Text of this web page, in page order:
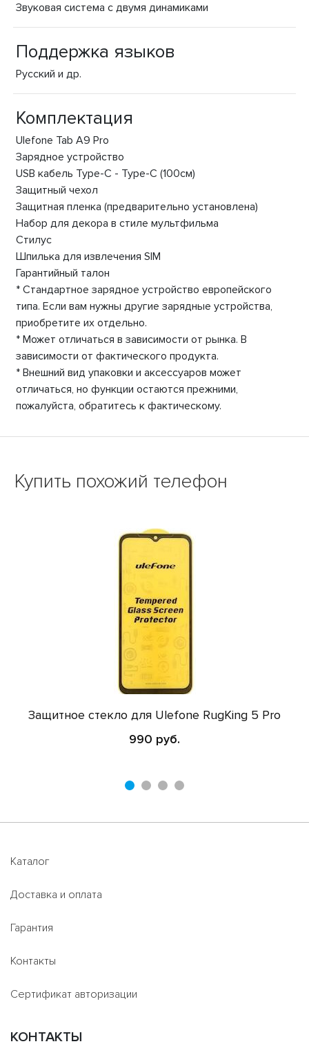
Звуковая система с двумя динамиками
Поддержка языков
Русский и др.
Комплектация
Ulefone Tab A9 Pro
Зарядное устройство
USB кабель Type-C - Type-C (100см)
Защитный чехол
Защитная пленка (предварительно установлена)
Набор для декора в стиле мультфильма
Стилус
Шпилька для извлечения SIM
Гарантийный талон
* Стандартное зарядное устройство европейского
типа. Если вам нужны другие зарядные устройства,
приобретите их отдельно.
* Может отличаться в зависимости от рынка. В
зависимости от фактического продукта.
* Внешний вид упаковки и аксессуаров может
отличаться, но функции остаются прежними,
пожалуйста, обратитесь к фактическому.
Купить похожий телефон
Защитное стекло для Ulefone RugKing 5 Pro
990 руб.
Каталог
Доставка и оплата
Гарантия
Контакты
Сертификат авторизации
КОНТАКТЫ